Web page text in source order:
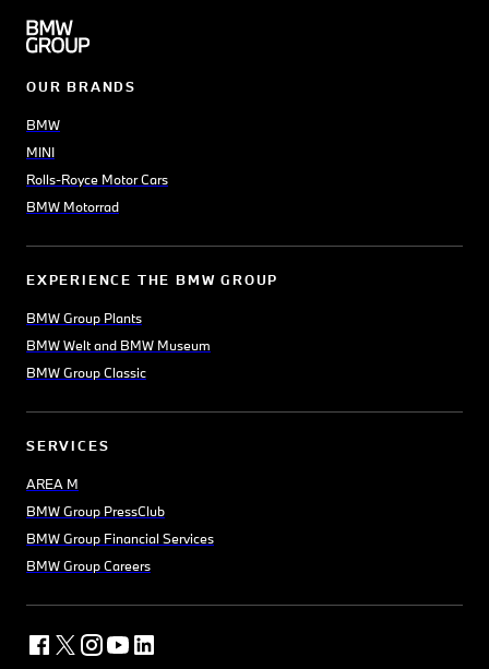
OUR BRANDS
BMW
MINI
Rolls-Royce Motor Cars
BMW Motorrad
EXPERIENCE THE BMW GROUP
BMW Group Plants
BMW Welt and BMW Museum
BMW Group Classic
SERVICES
AREA M
BMW Group PressClub
BMW Group Financial Services
BMW Group Careers